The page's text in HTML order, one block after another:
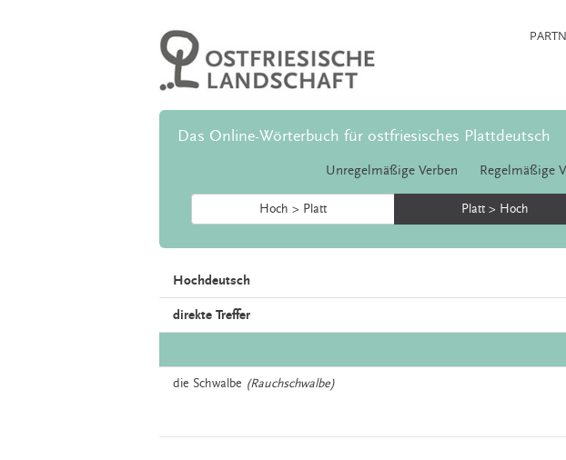
Das Online-Wörterbuch für ostfriesisches Plattdeutsch
Unregelmäßige Verben Regelmäßige
Hoch > Platt Platt > Hoch
Hochdeutsch
direkte Treffer
die Schwalbe (Rauchschwalbe)